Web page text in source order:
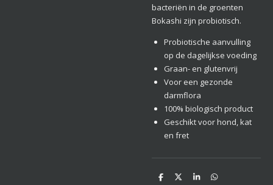
bacteriën in de groenten
Bokashi zijn probiotisch.
Probiotische aanvulling
op de dagelijkse voeding
Graan- en glutenvrij
Voor een gezonde
darmflora
100% biologisch product
Geschikt voor hond, kat
en fret
D
D
S
D